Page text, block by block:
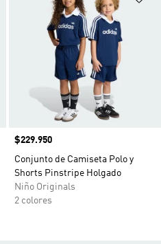
Precio
$229.950
Conjunto de Camiseta Polo y
Shorts Pinstripe Holgado
Niño Originals
2 colores